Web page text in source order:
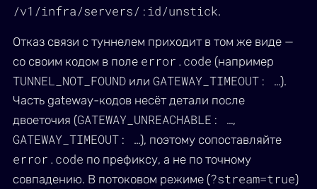
/v1/infra/servers/:id/unstick.
Отказ связи с туннелем приходит в том же виде —
со своим кодом в поле error.code (например
TUNNEL_NOT_FOUND или GATEWAY_TIMEOUT: …).
Часть gateway-кодов несёт детали после
двоеточия (GATEWAY_UNREACHABLE: …,
GATEWAY_TIMEOUT: …), поэтому сопоставляйте
error.code по префиксу, а не по точному
совпадению. В потоковом режиме (?stream=true)